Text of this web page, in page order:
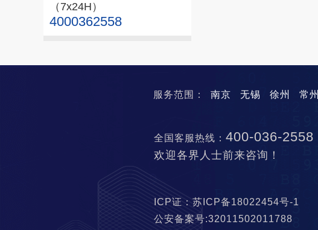
（7x24H）
4000362558
服务范围： 南京 无锡 徐州 常州
全国客服热线：400-036-2558
欢迎各界人士前来咨询！
ICP证：苏ICP备18022454号-1
公安备案号:32011502011788